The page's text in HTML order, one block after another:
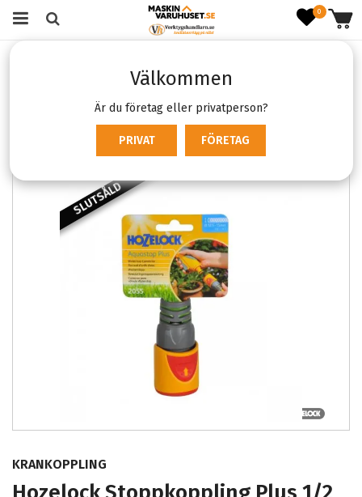
0
Välkommen
Är du företag eller privatperson?
PRIVAT FÖRETAG
Trädgårds- & anläggningsredskap
Bevattning
SLUTSÅLD
KRANKOPPLING